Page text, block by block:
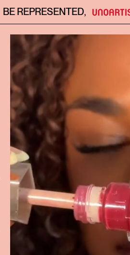
BE REPRESENTED,